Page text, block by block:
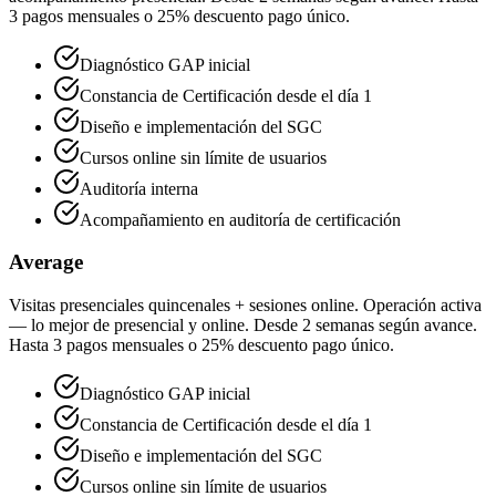
3 pagos mensuales o 25% descuento pago único.
Diagnóstico GAP inicial
Constancia de Certificación desde el día 1
Diseño e implementación del SGC
Cursos online sin límite de usuarios
Auditoría interna
Acompañamiento en auditoría de certificación
Average
Visitas presenciales quincenales + sesiones online. Operación activa
— lo mejor de presencial y online. Desde 2 semanas según avance.
Hasta 3 pagos mensuales o 25% descuento pago único.
Diagnóstico GAP inicial
Constancia de Certificación desde el día 1
Diseño e implementación del SGC
Cursos online sin límite de usuarios